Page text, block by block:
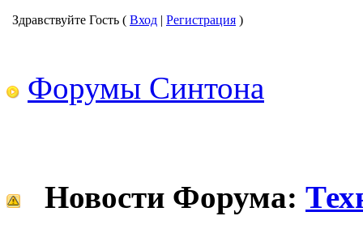
Здравствуйте Гость ( Вход | Регистрация )
Форумы Синтона
Новости Форума: